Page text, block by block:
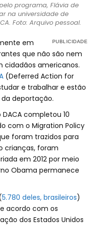
programa, Flávia de
na universidade de
Foto: Arquivo pessoal.
em
que não são nem
cidadãos americanos.
(Deferred Action for
e trabalhar e estão
deportação.
completou 10
com o Migration Policy
foram trazidos para
crianças, foram
em 2012 por meio
Obama permanece
5.780 deles, brasileiros)
acordo com os
dos Estados Unidos